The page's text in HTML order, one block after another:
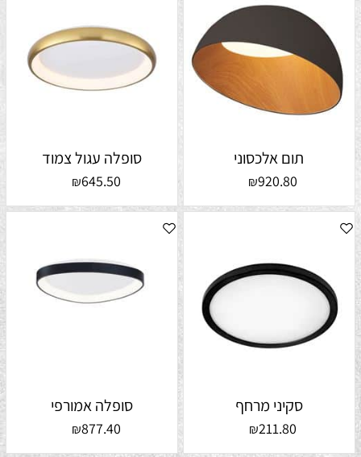
תום אלכסוני
₪920.80
סופלה עגול צמוד
₪645.50
סקיני מרחף
₪211.80
סופלה אמורפי
₪877.40